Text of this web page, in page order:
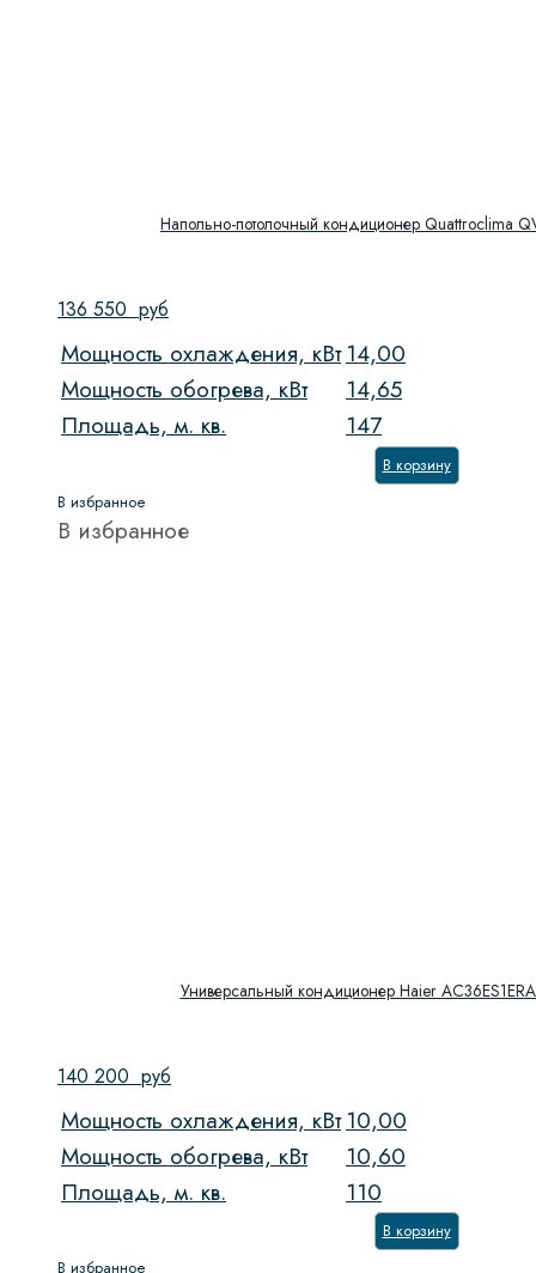
Напольно-потолочный кондиционер Quattroclima
136 550 руб
Мощность охлаждения, кВт 14,00
Мощность обогрева, кВт
14,65
Площадь, м. кв.
147
В корзину
В избранное
В избранное
Универсальный кондиционер Haier
140 200 руб
Мощность охлаждения, кВт 10,00
Мощность обогрева, кВт
10,60
Площадь, м. кв.
110
В корзину
В избранное